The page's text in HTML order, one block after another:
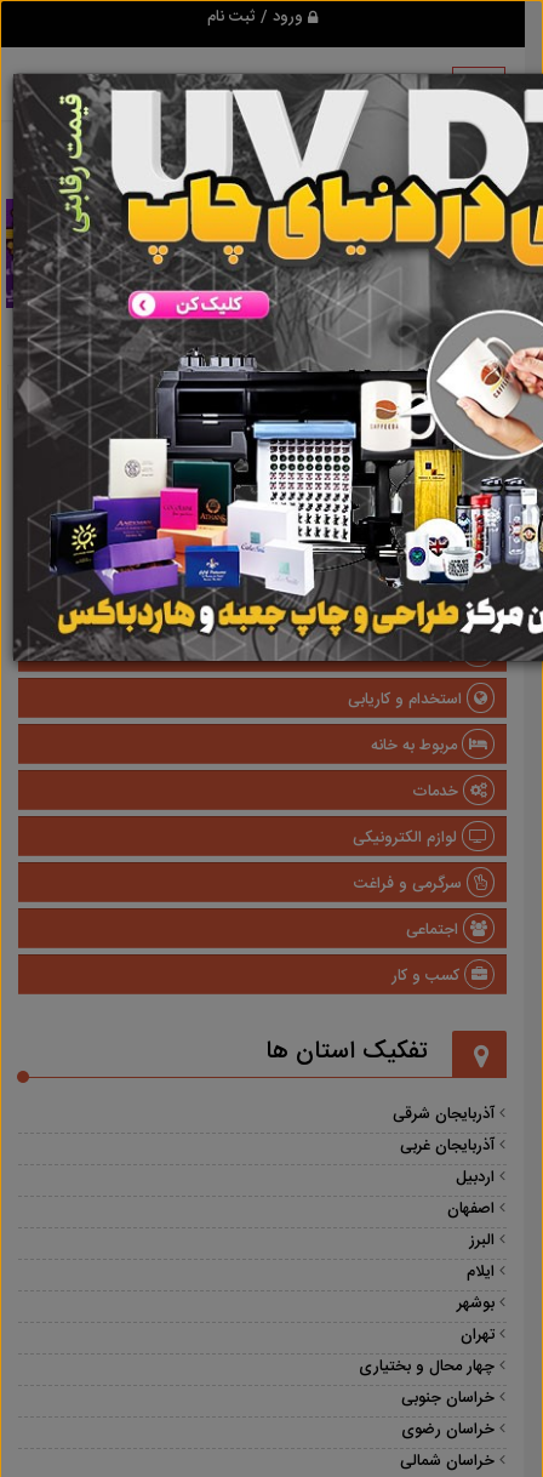
ورود / ثبت نام
تبلیغ کن پایه بنرتیربرقی نتایج جستجو برای برچسب پایه بنرتیربرقی
نتایج جستجو برای برچسبپایه بنرتیربرقی
گروه ها
املاک
صنعتی
پزشکی و سلامت
وسایل نقلیه
استخدام و کاریابی
مربوط به خانه
خدمات
لوازم الکترونیکی
سرگرمی و فراغت
اجتماعی
کسب و کار
تفکیک استان ها
آذربایجان شرقی
آذربایجان غربی
اردبیل
اصفهان
البرز
ایلام
بوشهر
تهران
چهار محال و بختیاری
خراسان جنوبی
خراسان رضوی
خراسان شمالی